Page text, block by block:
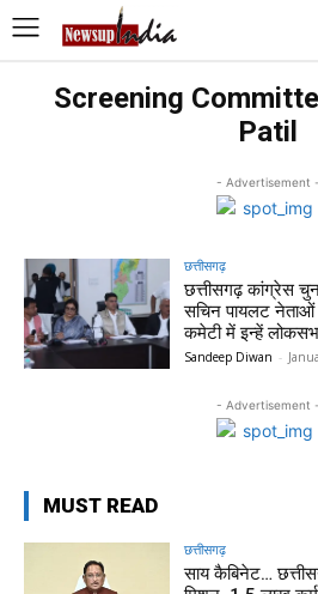
Screening
Patil
- Advertisement -
छत्तीसगढ़
छत्तीसगढ़ कांग्रेस
सचिन पायलट
कमेटी में इन्हें
Sandeep Diwan -
- Advertisement -
MUST READ
छत्तीसगढ़
साय कैबिनेट…